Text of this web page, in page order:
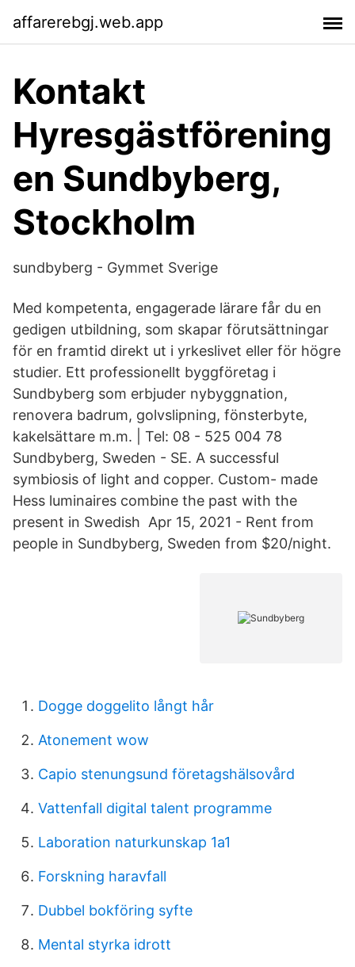
affarerebgj.web.app
Kontakt
Hyresgästförening
en Sundbyberg,
Stockholm
sundbyberg - Gymmet Sverige
Med kompetenta, engagerade lärare får du en
gedigen utbildning, som skapar förutsättningar
för en framtid direkt ut i yrkeslivet eller för högre
studier. Ett professionellt byggföretag i
Sundbyberg som erbjuder nybyggnation,
renovera badrum, golvslipning, fönsterbyte,
kakelsättare m.m. | Tel: 08 - 525 004 78
Sundbyberg, Sweden - SE. A successful
symbiosis of light and copper. Custom- made
Hess luminaires combine the past with the
present in Swedish Apr 15, 2021 - Rent from
people in Sundbyberg, Sweden from $20/night.
Dogge doggelito långt hår
Atonement wow
Capio stenungsund företagshälsovård
Vattenfall digital talent programme
Laboration naturkunskap 1a1
Forskning haravfall
Dubbel bokföring syfte
Mental styrka idrott